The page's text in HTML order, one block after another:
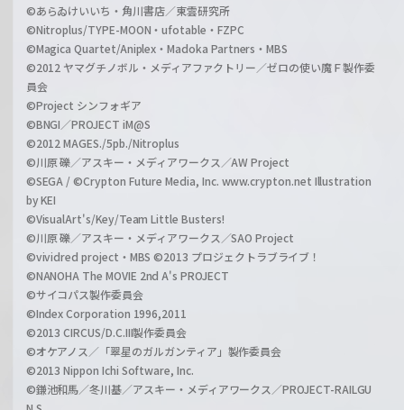
©あらゐけいいち・角川書店／東雲研究所
©Nitroplus/TYPE-MOON・ufotable・FZPC
©Magica Quartet/Aniplex・Madoka Partners・MBS
©2012 ヤマグチノボル・メディアファクトリー／ゼロの使い魔Ｆ製作委
員会
©Project シンフォギア
©BNGI／PROJECT iM@S
©2012 MAGES./5pb./Nitroplus
©川原 礫／アスキー・メディアワークス／AW Project
©SEGA / ©Crypton Future Media, Inc. www.crypton.net Illustration
by KEI
©VisualArt's/Key/Team Little Busters!
©川原 礫／アスキー・メディアワークス／SAO Project
©vividred project・MBS ©2013 プロジェクトラブライブ！
©NANOHA The MOVIE 2nd A's PROJECT
©サイコパス製作委員会
©Index Corporation 1996,2011
©2013 CIRCUS/D.C.III製作委員会
©オケアノス／「翠星のガルガンティア」製作委員会
©2013 Nippon Ichi Software, Inc.
©鎌池和馬／冬川基／アスキー・メディアワークス／PROJECT-RAILGU